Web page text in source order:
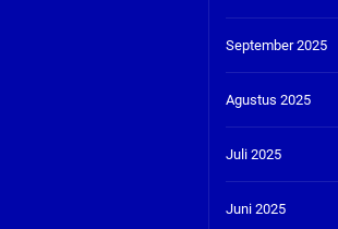
September 2025
Agustus 2025
Juli 2025
Juni 2025